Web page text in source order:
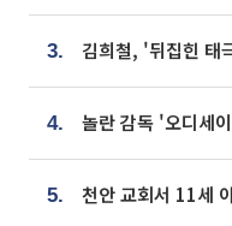
3.
4.
5.